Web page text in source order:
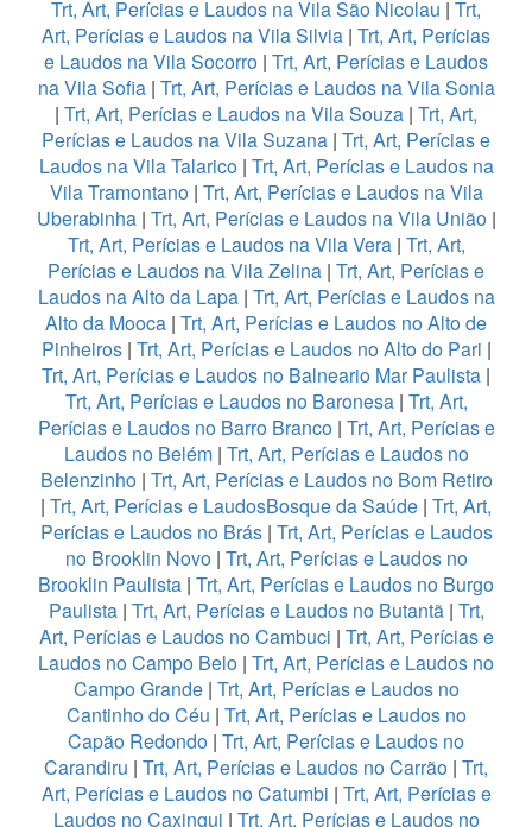
Trt, Art, Perícias e Laudos na Vila São Nicolau | Trt,
Art, Perícias e Laudos na Vila Silvia | Trt, Art, Perícias
e Laudos na Vila Socorro | Trt, Art, Perícias e Laudos
na Vila Sofia| Trt, Art, Perícias e Laudos na Vila Sonia
| Trt, Art, Perícias e Laudos na Vila Souza | Trt, Art,
Perícias e Laudos na Vila Suzana | Trt, Art, Perícias e
Laudos na Vila Talarico| Trt, Art, Perícias e Laudos na
Vila Tramontano| Trt, Art, Perícias e Laudos na Vila
Uberabinha| Trt, Art, Perícias e Laudos na Vila União|
Trt, Art, Perícias e Laudos na Vila Vera| Trt, Art,
Perícias e Laudos na Vila Zelina | Trt, Art, Perícias e
Laudos na Alto da Lapa| Trt, Art, Perícias e Laudos na
Alto da Mooca | Trt, Art, Perícias e Laudos no Alto de
Pinheiros| Trt, Art, Perícias e Laudos no Alto do Pari |
Trt, Art, Perícias e Laudos no Balneario Mar Paulista |
Trt, Art, Perícias e Laudos no Baronesa| Trt, Art,
Perícias e Laudos no Barro Branco| Trt, Art, Perícias e
Laudos no Belém| Trt, Art, Perícias e Laudos no
Belenzinho| Trt, Art, Perícias e Laudos no Bom Retiro
| Trt, Art, Perícias e LaudosBosque da Saúde | Trt, Art,
Perícias e Laudos no Brás| Trt, Art, Perícias e Laudos
no Brooklin Novo| Trt, Art, Perícias e Laudos no
Brooklin Paulista | Trt, Art, Perícias e Laudos no Burgo
Paulista| Trt, Art, Perícias e Laudos no Butantã| Trt,
Art, Perícias e Laudos no Cambuci | Trt, Art, Perícias e
Laudos no Campo Belo | Trt, Art, Perícias e Laudos no
Campo Grande| Trt, Art, Perícias e Laudos no
Cantinho do Céu | Trt, Art, Perícias e Laudos no
Capão Redondo | Trt, Art, Perícias e Laudos no
Carandiru | Trt, Art, Perícias e Laudos no Carrão | Trt,
Art, Perícias e Laudos no Catumbi | Trt, Art, Perícias e
Laudos no Caxingui | Trt, Art, Perícias e Laudos no